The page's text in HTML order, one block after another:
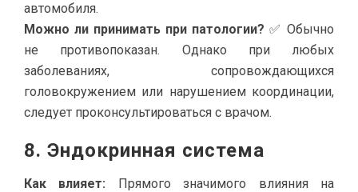
автомобиля.
Можно ли принимать при патологии? ✅ Обычно
не противопоказан. Однако при любых
заболеваниях, сопровождающихся
головокружением или нарушением координации,
следует проконсультироваться с врачом.
8. Эндокринная система
Как влияет: Прямого значимого влияния на